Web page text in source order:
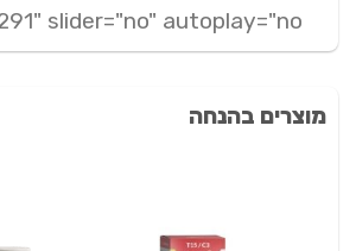
slider="no" autoplay="no"]
מוצרים בהנחה